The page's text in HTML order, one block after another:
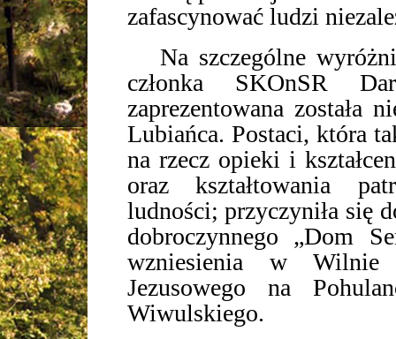
zafascynować ludzi
Na szczególne
członka SKOnSR
zaprezentowana została
Lubiańca. Postaci, która
na rzecz opieki i
oraz kształtowania
ludności; przyczyniła się
dobroczynnego „Dom
wzniesienia w Wilnie
Jezusowego na
Wiwulskiego.